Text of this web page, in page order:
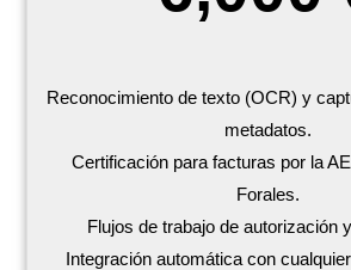
Reconocimiento de texto (OCR) y
metadatos.
Certificación para facturas por la
Forales.
Flujos de trabajo de autorización
Integración automática con